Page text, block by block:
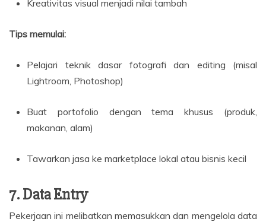
Kreativitas visual menjadi nilai tambah
Tips memulai:
Pelajari teknik dasar fotografi dan editing (misal
Lightroom, Photoshop)
Buat portofolio dengan tema khusus (produk,
makanan, alam)
Tawarkan jasa ke marketplace lokal atau bisnis kecil
7. Data Entry
Pekerjaan ini melibatkan memasukkan dan mengelola data